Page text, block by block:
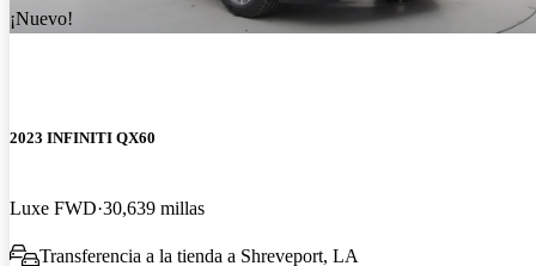
¡Nuevo!
2023 INFINITI QX60
Luxe FWD 30,639 millas
Transferencia a la tienda a Shreveport, LA